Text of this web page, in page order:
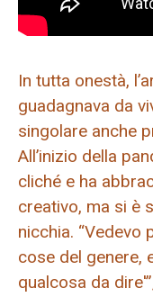
In tutta onestà,
guadagnava da
singolare anche
All’inizio della
cliché e ha
creativo, ma si è
nicchia. “Vedevo
cose del genere,
qualcosa da